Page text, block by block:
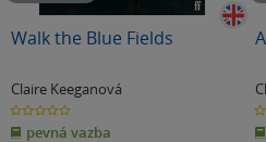
Walk the Blue Fields
Claire Keeganová
0.0
z
5 pevná vazba
z
5